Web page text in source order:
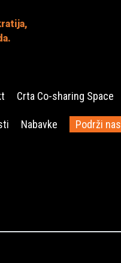
Crta Co-sharing Space
Nabavke Podrži nas